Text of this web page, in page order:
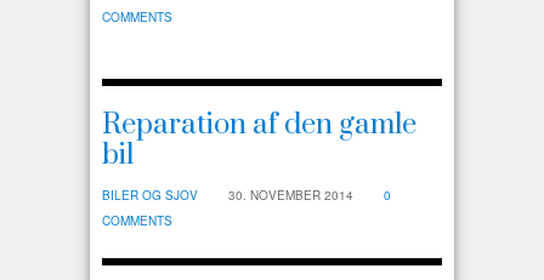
COMMENTS
Reparation af den gamle
bil
BILER OG SJOV 30. NOVEMBER 2014
0
COMMENTS